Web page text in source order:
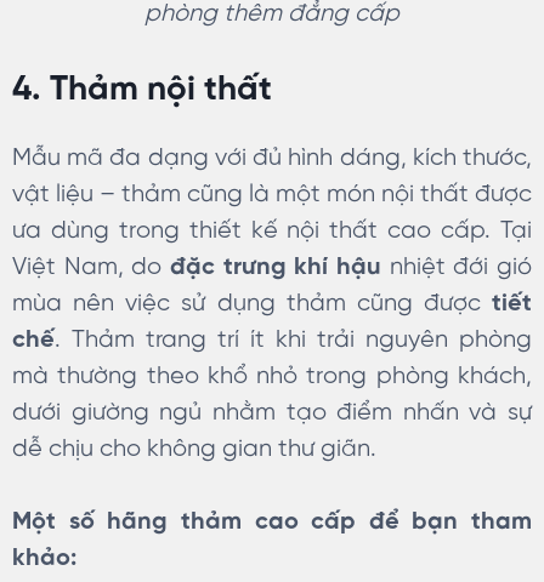
phòng thêm đẳng cấp
4. Thảm nội thất
Mẫu mã đa dạng với đủ hình dáng, kích thước,
vật liệu – thảm cũng là một món nội thất được
ưa dùng trong thiết kế nội thất cao cấp. Tại
Việt Nam, do đặc trưng khí hậu nhiệt đới gió
mùa nên việc sử dụng thảm cũng được tiết
chế. Thảm trang trí ít khi trải nguyên phòng
mà thường theo khổ nhỏ trong phòng khách,
dưới giường ngủ nhằm tạo điểm nhấn và sự
dễ chịu cho không gian thư giãn.
Một số hãng thảm cao cấp để bạn tham
khảo: